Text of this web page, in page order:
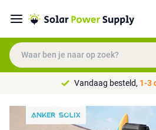
Vandaag besteld, 1-3